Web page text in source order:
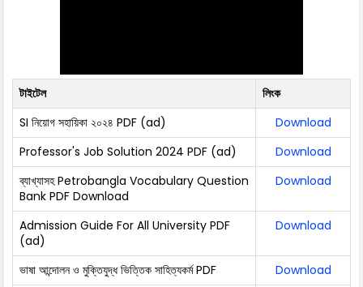
টাইটেল
লিংক
SI নিয়োগ সহায়িকা ২০২৪ PDF (ad)
Download
Professor's Job Solution 2024 PDF (ad)
Download
ব্যাখ্যাসহ Petrobangla Vocabulary Question
Bank PDF Download
Download
Admission Guide For All University PDF
(ad)
Download
ভাষা আন্দোলন ও মুক্তিযুদ্ধ ভিত্তিক সাহিত্যকর্ম PDF Download